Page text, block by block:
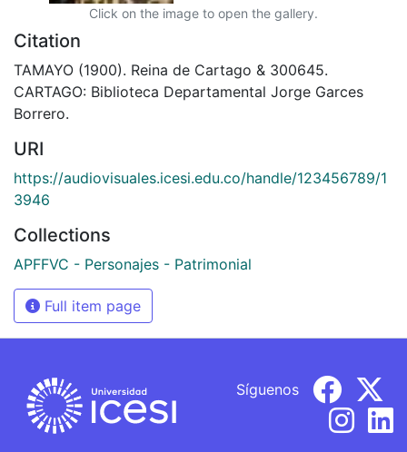
Click on the image to open the gallery.
Citation
TAMAYO (1900). Reina de Cartago & 300645.
CARTAGO: Biblioteca Departamental Jorge Garces
Borrero.
URI
https://audiovisuales.icesi.edu.co/handle/123456789/1
3946
Collections
APFFVC - Personajes - Patrimonial
Full item page
Síguenos